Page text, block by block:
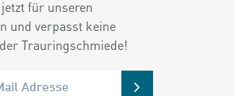
für unseren
und verpasst keine
Trauringschmiede!